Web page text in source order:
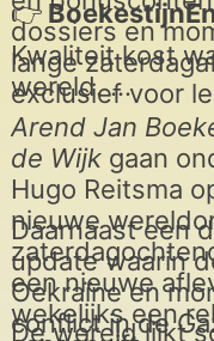
dossiers en
lange
exclusief voor
👉
Kwaliteit kost
wereld.
Arend Jan
de Wijk gaan
Hugo Reitsma
nieuwe
een nieuwe
wekelijks een
Daarnaast een
update waarin
Oekraïne en
conflict in de
De wereld lijkt